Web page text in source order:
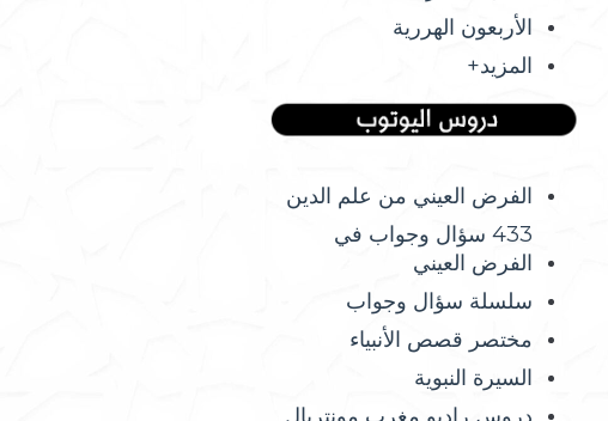
الأربعون الهررية
المزيد+
الفرض العيني من علم الدين
433 سؤال وجواب في
الفرض العيني
سلسلة سؤال وجواب
مختصر قصص الأنبياء
السيرة النبوية